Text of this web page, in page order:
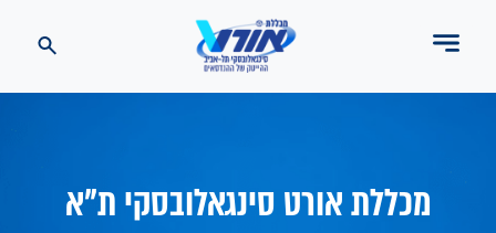
מכללת אורט סינגאלובסקי ת"א